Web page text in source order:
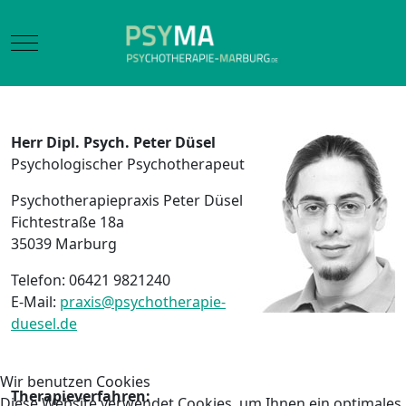
Mobile Menu Toggle
Herr Dipl. Psych. Peter Düsel
Psychologischer Psychotherapeut
Psychotherapiepraxis Peter Düsel
Fichtestraße 18a
35039 Marburg
Telefon: 06421 9821240
E-Mail: praxis@psychotherapie-
duesel.de
Therapieverfahren:
Wir benutzen Cookies